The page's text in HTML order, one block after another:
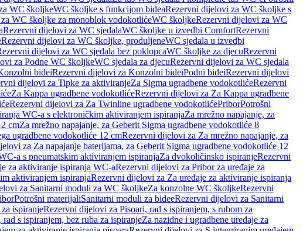
WC školjkeWC školjke s funkcijom bideaRezervni dijelovi za WC školjke s
WC školjke za monoblok vodokotlićeWC školjkeRezervni dijelovi za WC
Rezervni dijelovi za WC sjedalaWC školjke u izvedbi ComfortRezervni
Rezervni dijelovi za WC školjke, produljeneWC sjedala u izvedbi
dijelovi za WC sjedala bez poklopcaWC školjke za djecuRezervni
za Podne WC školjkeWC sjedala za djecuRezervni dijelovi za WC sjedala
bideiRezervni dijelovi za Konzolni bideiPodni bideiRezervni dijelovi
dijelovi za Tipke za aktiviranjeZa Sigma ugradbene vodokotlićeRezervni
Za Kappa ugradbene vodokotlićeRezervni dijelovi za Za Kappa ugradbene
Rezervni dijelovi za Za Twinline ugradbene vodokotlićePriborPotrošni
WC-a s elektroničkim aktiviranjem ispiranjaZa mrežno napajanje, za
cmZa mrežno napajanje, za Geberit Sigma ugradbene vodokotliće 8
ugradbene vodokotliće 12 cmRezervni dijelovi za Za mrežno napajanje, za
za Za napajanje baterijama, za Geberit Sigma ugradbene vodokotliće 12
a s pneumatskim aktiviranjem ispiranjaZa dvokoličinsko ispiranjeRezervni
za aktiviranje ispiranja WC-aRezervni dijelovi za Pribor za uređaje za
aktiviranjem ispiranjaRezervni dijelovi za Za uređaje za aktiviranje ispiranja
za Sanitarni moduli za WC školjkeZa konzolne WC školjkeRezervni
Potrošni materijaliSanitarni moduli za bideeRezervni dijelovi za Sanitarni
ispiranjeRezervni dijelovi za Pisoari, rad s ispiranjem, s rubom za
s ispiranjem, bez ruba za ispiranjeZa nazidne i ugradbene uređaje za